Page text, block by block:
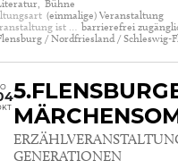
Bühne
(einmalige) Veranstaltung
ist … barrierefrei
/ Nordfriesland / Schleswig-
GENERATIONEN